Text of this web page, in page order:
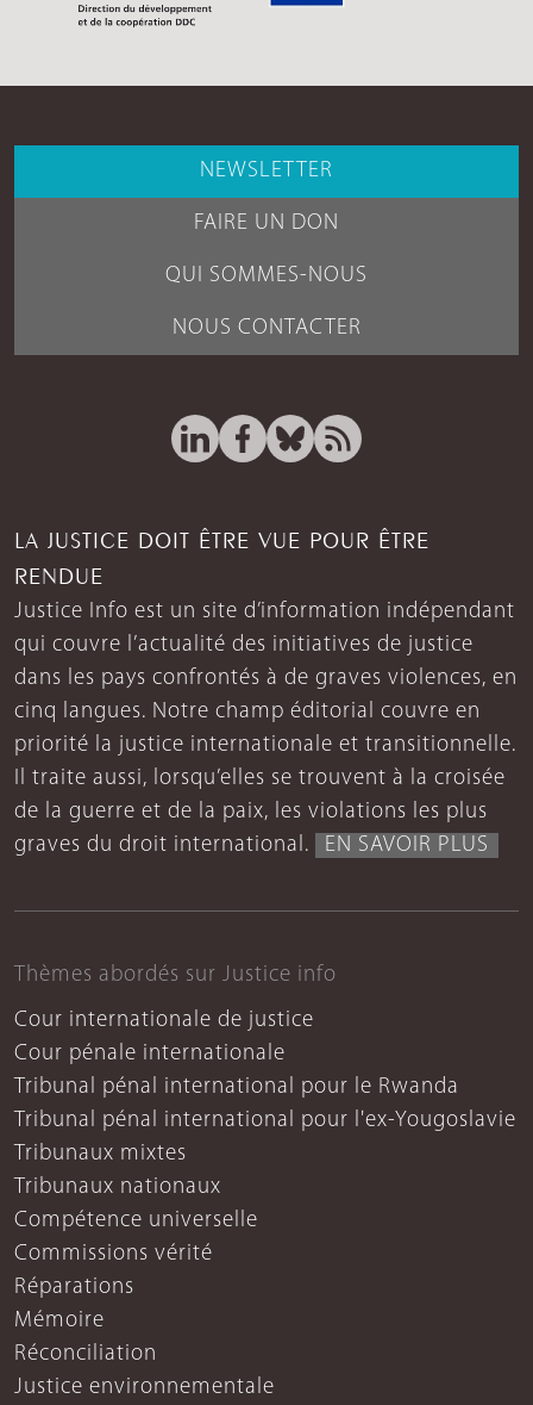
NEWSLETTER
FAIRE UN DON
QUI SOMMES-NOUS
NOUS CONTACTER
LA JUSTICE DOIT ÊTRE VUE POUR ÊTRE
RENDUE
Justice Info est un site d’information indépendant
qui couvre l’actualité des initiatives de justice
dans les pays confrontés à de graves violences, en
cinq langues. Notre champ éditorial couvre en
priorité la justice internationale et transitionnelle.
Il traite aussi, lorsqu’elles se trouvent à la croisée
de la guerre et de la paix, les violations les plus
graves du droit international.
EN SAVOIR PLUS
Thèmes abordés sur Justice info
Cour internationale de justice
Cour pénale internationale
Tribunal pénal international pour le Rwanda
Tribunal pénal international pour l'ex-Yougoslavie
Tribunaux mixtes
Tribunaux nationaux
Compétence universelle
Commissions vérité
Réparations
Mémoire
Réconciliation
Justice environnementale